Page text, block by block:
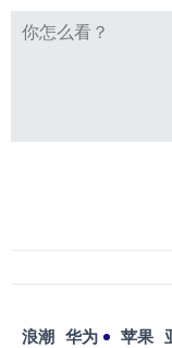
浪潮 华为 苹果